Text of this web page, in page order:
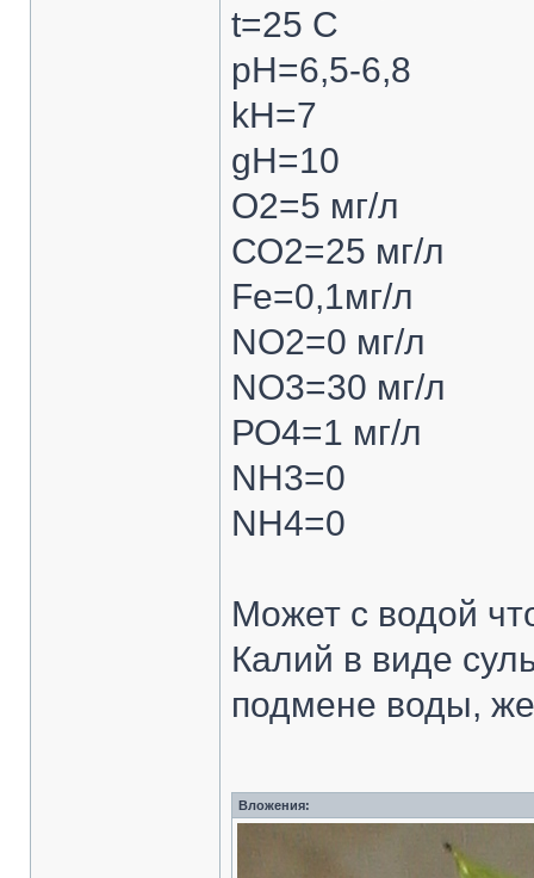
t=25 С
pH=6,5-6,8
kH=7
gH=10
О2=5 мг/л
СО2=25 мг/л
Fe=0,1мг/л
NO2=0 мг/л
NO3=30 мг/л
РО4=1 мг/л
NH3=0
NH4=0
Может с водой
Калий в виде
подмене воды,
Вложения: